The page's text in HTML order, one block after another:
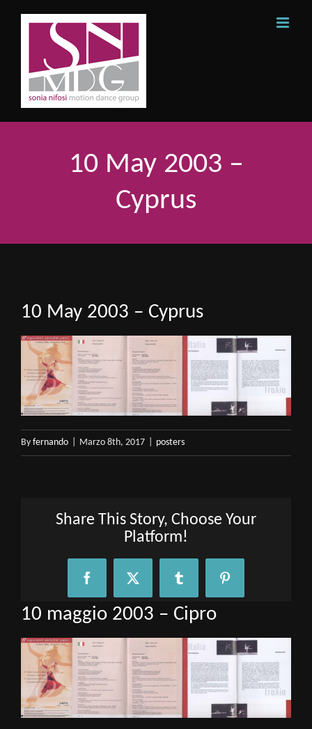
10 May 2003 –
Cyprus
10 May 2003 – Cyprus
By fernando Marzo 8th, 2017 posters
Share This Story, Choose Your
Platform!
FacebookX Tumblr Pinterest
10 maggio 2003 – Cipro